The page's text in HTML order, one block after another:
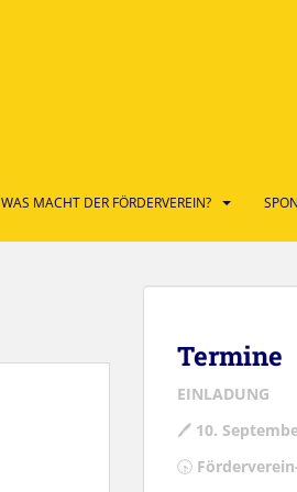
WAS MACHT DER FÖRDERVEREIN?
Termine
EINLADUNG
🖊 10.
🕟